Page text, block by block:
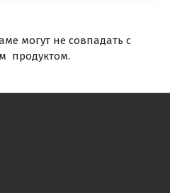
могут не совпадать с
продуктом.